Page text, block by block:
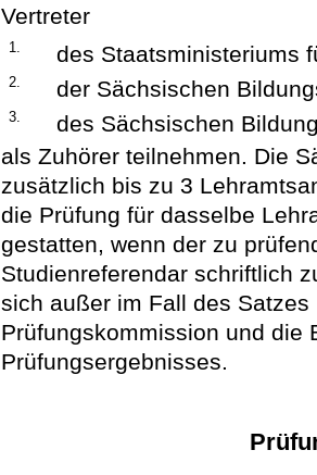
Vertreter
1. des Staatsministeriums
2. der Sächsischen
3.
des Sächsischen
als Zuhörer teilnehmen. Die
zusätzlich bis zu 3
die Prüfung für dasselbe
gestatten, wenn der zu
Studienreferendar schriftlich
sich außer im Fall des
Prüfungskommission und die
Prüfungsergebnisses.